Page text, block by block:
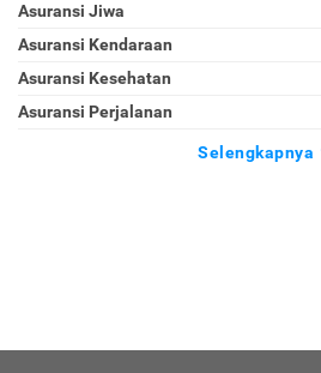
Asuransi Jiwa
Asuransi Kendaraan
Asuransi Kesehatan
Asuransi Perjalanan
Selengkapnya